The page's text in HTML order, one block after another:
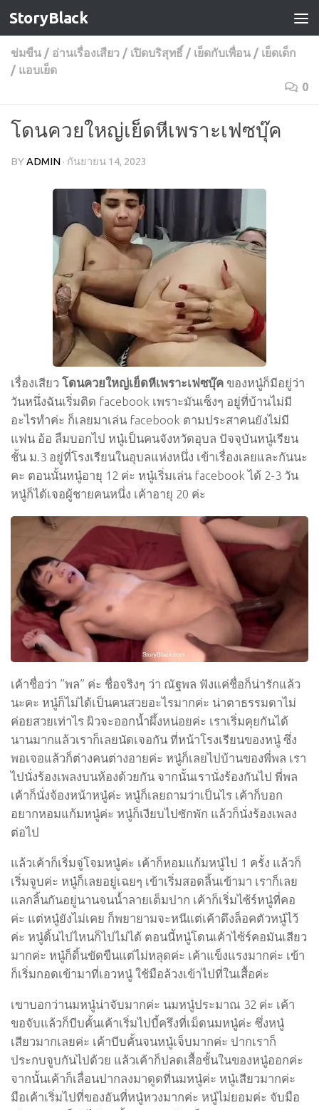
Skip to content
StoryBlack
ข่มขืน / อ่านเรื่องเสียว / เปิดบริสุทธิ์ / เย็ดกับเพื่อน / เย็ดเด็ก
/ แอบเย็ด
0
โดนควยใหญ่เย็ดหีเพราะเฟซบุ๊ค
BYADMIN · กันยายน 14, 2023
เรื่องเสียว โดนควยใหญ่เย็ดหีเพราะเฟซบุ๊ค ของหนู๋ก็มีอยู่ว่า
วันหนึ่งฉันเริ่มติด facebook เพราะมันเซ็งๆ อยู่ที่บ้านไม่มี
อะไรทำค่ะ ก็เลยมาเล่น facebook ตามประสาคนยังไม่มี
แฟน อ้อ ลืมบอกไป หนู๋เป็นคนจังหวัดอุบล ปัจจุบันหนู๋เรียน
ชั้น ม.3 อยู่ที่โรงเรียนในอุบลแห่งหนึ่ง เข้าเรื่องเลยและกันนะ
คะ ตอนนั้นหนู๋อายุ 12 ค่ะ หนู๋เริ่มเล่น facebook ได้ 2-3 วัน
หนู๋ก็ได้เจอผู้ชายคนหนึ่ง เค้าอายุ 20 ค่ะ
เค้าชื่อว่า ”พล” ค่ะ ชื่อจริงๆ ว่า ณัฐพล ฟังแค่ชื่อก็น่ารักแล้ว
นะคะ หนู๋ก็ไม่ได้เป็นคนสวยอะไรมากค่ะ น่าตาธรรมดาไม่
ค่อยสวยเท่าไร ผิวจะออกน้ำผึ้งหน่อยค่ะ เราเริ่มคุยกันได้
นานมากแล้วเราก็เลยนัดเจอกัน ที่หน้าโรงเรียนของหนู๋ ซึ่ง
พอเจอแล้วก็ต่างคนต่างอายค่ะ หนู๋ก็เลยไปบ้านของพี่พล เรา
ไปนั่งร้องเพลงบนห้องด้วยกัน จากนั้นเรานั่งร้องกันไป พี่พล
เค้าก็นั่งจ้องหน้าหนู๋ค่ะ หนู๋ก็เลยถามว่าเป็นไร เค้าก็บอก
อยากหอมแก้มหนู๋ค่ะ หนู๋ก็เงียบไปซักพัก แล้วก็นั่งร้องเพลง
ต่อไป
แล้วเค้าก็เริ่มจู่โจมหนู๋ค่ะ เค้าก็หอมแก้มหนู๋ไป 1 ครั้ง แล้วก็
เริ่มจูบค่ะ หนู๋ก็เลยอยู่เฉยๆ เข้าเริ่มสอดลิ้นเข้ามา เราก็เลย
แลกลิ้นกันอยู่นานจนน้ำลายเต็มปาก เค้าก็เริ่มไซ้ร์หนู๋ที่คอ
ค่ะ แต่หนู๋ยังไม่เคย ก็พยายามจะหนีแต่เค้าดึงล็อคตัวหนู๋ไว้
ค่ะ หนู๋ดิ้นไปไหนก็ไปไม่ได้ ตอนนี้หนู๋โดนเค้าไซ้ร์คอมันเสียว
มากค่ะ หนู๋ก็ดิ้นขัดขืนแต่ไม่หลุดค่ะ เค้าแข็งแรงมากค่ะ เข้า
ก็เริ่มกอดเข้ามาที่เอวหนู๋ ใช้มือล้วงเข้าไปที่ในเสื้อค่ะ
เขาบอกว่านมหนู๋น่าจับมากค่ะ นมหนู๋ประมาณ 32 ค่ะ เค้า
ขอจับแล้วก็บีบคั้นเค้าเริ่มไปบี้ครึงที่เม็ดนมหนู๋ค่ะ ซึ่งหนู๋
เสียวมากเลยค่ะ เค้าบีบคั้นจนหนู๋เจ็บมากค่ะ ปากเราก็
ประกบจูบกันไปด้วย แล้วเค้าก็ปลดเสื้อชั้นในของหนู๋ออกค่ะ
จากนั้นเค้าก็เลื่อนปากลงมาดูดที่นมหนู๋ค่ะ หนู๋เสียวมากค่ะ
มือเค้าเริ่มไปที่ของอันที่หนู๋หวงมากค่ะ หนู๋ไม่ยอมค่ะ จับมือ